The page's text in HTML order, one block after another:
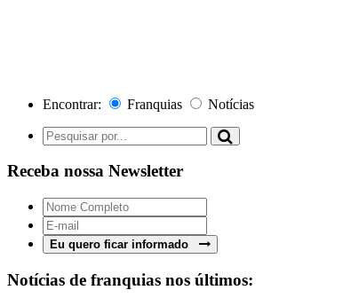
Encontrar: Franquias Notícias
Receba nossa Newsletter
Eu quero ficar informado
Notícias de franquias nos últimos: